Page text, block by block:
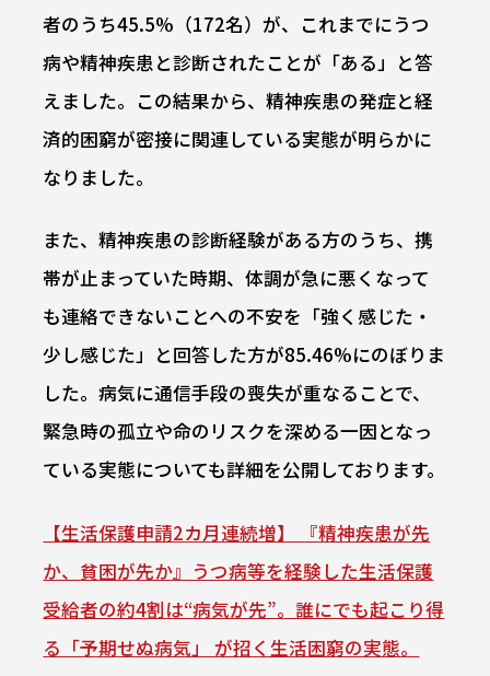
者のうち45.5%（172名）が、これまでにうつ
病や精神疾患と診断されたことが「ある」と答
えました。この結果から、精神疾患の発症と経
済的困窮が密接に関連している実態が明らかに
なりました。
また、精神疾患の診断経験がある方のうち、携
帯が止まっていた時期、体調が急に悪くなって
も連絡できないことへの不安を「強く感じた・
少し感じた」と回答した方が85.46%にのぼりま
した。病気に通信手段の喪失が重なることで、
緊急時の孤立や命のリスクを深める一因となっ
ている実態についても詳細を公開しております。
【生活保護申請2カ月連続増】 『精神疾患が先
か、貧困が先か』うつ病等を経験した生活保護
受給者の約4割は“病気が先”。誰にでも起こり得
る「予期せぬ病気」 が招く生活困窮の実態。